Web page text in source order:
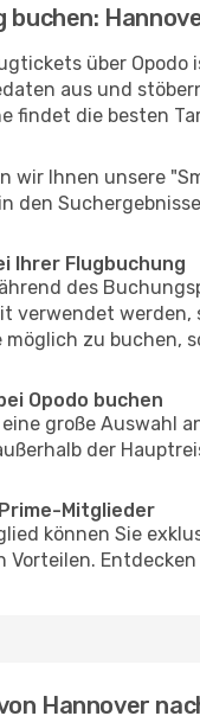
buchen:
über
aus und
findet die besten
wir Ihnen unsere
den
Ihrer Flugbuchung
des
verwendet werden,
möglich zu buchen,
Opodo buchen
eine große
der
Mitglieder
können Sie
Vorteilen.
Hannover